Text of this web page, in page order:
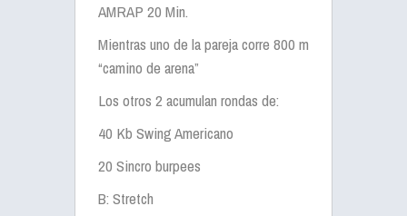
AMRAP 20 Min.
Mientras uno de la pareja corre 800 m
“camino de arena”
Los otros 2 acumulan rondas de:
40 Kb Swing Americano
20 Sincro burpees
B: Stretch